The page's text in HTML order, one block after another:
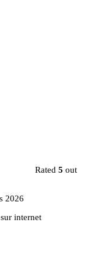
Rated 5 out
2026
internet